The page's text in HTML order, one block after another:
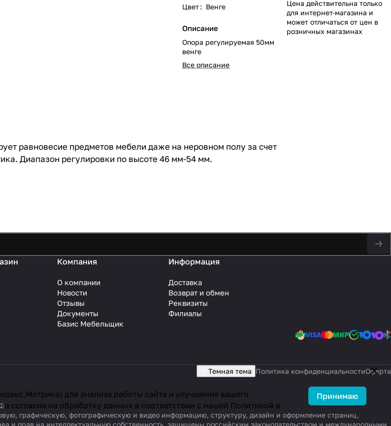
Цвет: Венге
Описание
Опора регулируемая 50мм
венге
Все описание
Цена действительна только
для интернет-магазина и
может отличаться от цен в
розничных магазинах
равновесие предметов мебели даже на неровном полу за счет
Диапазон регулировки по высоте 46 мм-54 мм.
Компания
О компании
Новости
Отзывы
Документы
Базис Мебельщик
Информация
Доставка
Возврат и обмен
Реквизиты
Филиалы
Темная тема Политика конфиденциальностиОферта
графическую, фотографическую и видео информацию, структуру, дизайн и оформление страниц,
для анализа работы сайта и улучшения вашего
согласие на обработку данных в соответствии с нашей Политикой в
Принимаю